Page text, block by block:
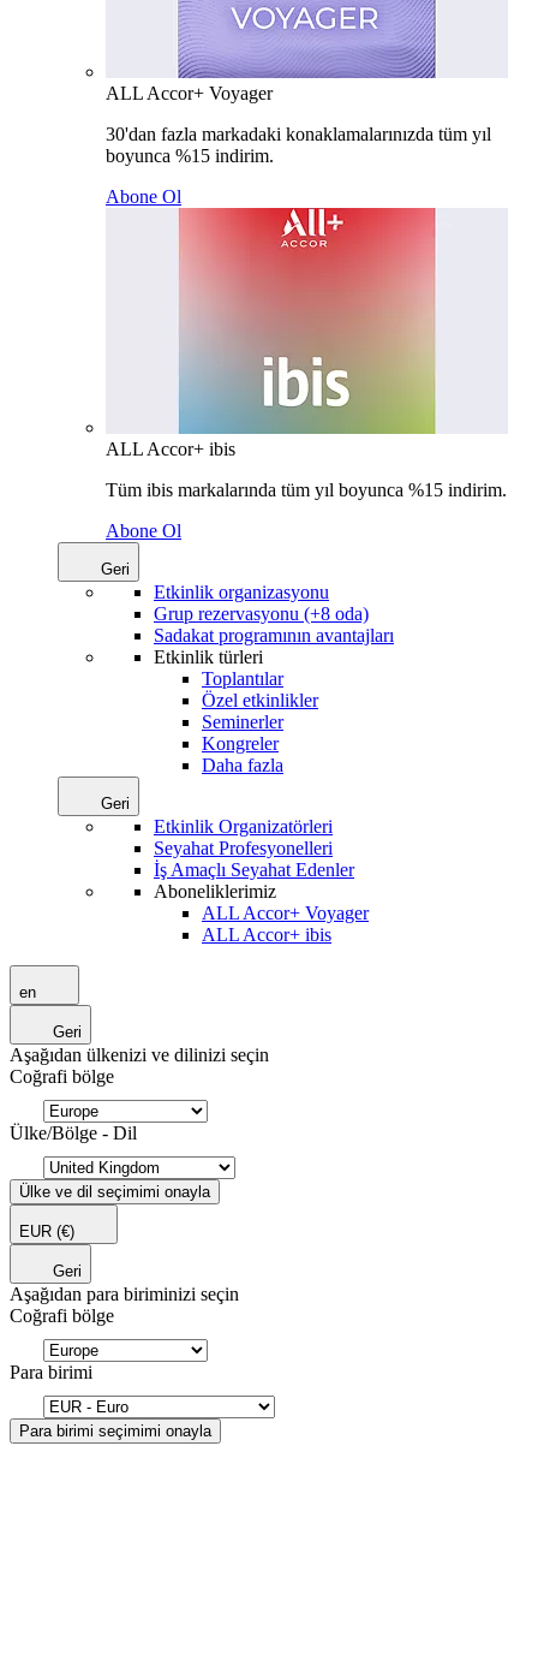
ALL Accor+ Voyager
30'dan fazla markadaki konaklamalarınızda tüm yıl
boyunca %15 indirim.
Abone Ol
ALL Accor+ ibis
Tüm ibis markalarında tüm yıl boyunca %15 indirim.
Abone Ol
Geri
Etkinlik organizasyonu
Grup rezervasyonu (+8 oda)
Sadakat programının avantajları
Etkinlik türleri
Toplantılar
Özel etkinlikler
Seminerler
Kongreler
Daha fazla
Geri
Etkinlik Organizatörleri
Seyahat Profesyonelleri
İş Amaçlı Seyahat Edenler
Aboneliklerimiz
ALL Accor+ Voyager
ALL Accor+ ibis
en
Geri
Aşağıdan ülkenizi ve dilinizi seçin
Coğrafi bölge
Ülke/Bölge - Dil
Ülke ve dil seçimimi onayla
EUR (€)
Geri
Aşağıdan para biriminizi seçin
Coğrafi bölge
Para birimi
Para birimi seçimimi onayla